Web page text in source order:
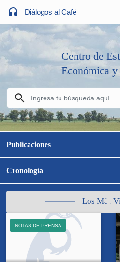
Diálogos al Café
Centro de
Económica
Publicaciones
Cronología
Los Más
NOTAS DE PRENSA